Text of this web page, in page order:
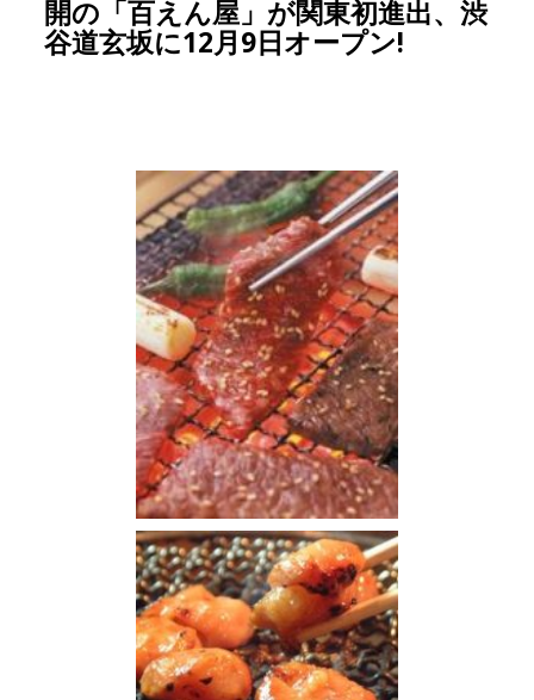
開の「百えん屋」が関東初進出、渋
谷道玄坂に12月9日オープン!